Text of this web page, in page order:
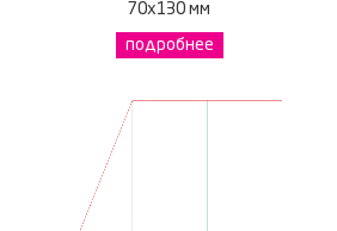
70x130 мм
подробнее